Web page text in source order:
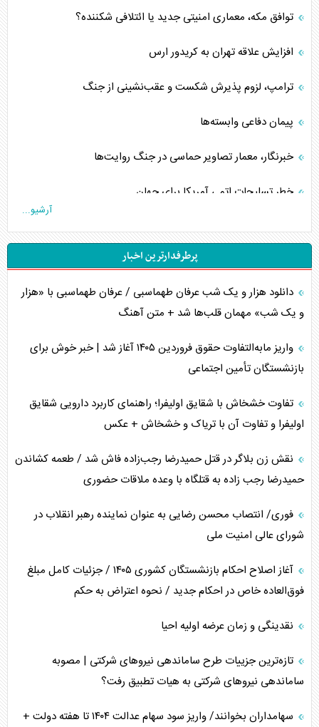
توافق مکه، معماری امنیتی جدید یا ائتلافی شکننده؟
افزایش علاقه تهران به کریدور ارس
ترامپ، لزوم پذیرش شکست و عقب‌نشینی از جنگ
پیمان دفاعی‌ وابسته‌ها
خبرنگار، معمار تصاویر حماسی در جنگ روایت‌ها
خطر تسلیحات اتمی آمریکا برای جهان
جاده ابریشم فضایی/ نفوذ راهبردی و فرازمینی چین
انصارالله و تثبیت معادله «محاصره برابر محاصره»
مصالحه نافرجام سعودی – اماراتی
محدودیت صادرات نفت عربستان
پشت‌پرده خشم ترامپ از رسانه‌های منتقد
چگونه مقاومت صحنه جنگ را تغییر می‌دهد؟
جنگ رمضان و معضل حضور نظامیان آمریکایی
تحلیل جامع پدیده تراستی‌ها
تأثیر جنگ ایران و آمریکا بر اقتصاد جهانی
آرشیو...
پرطرفدارترین اخبار
دانلود هزار و یک شب عرفان طهماسبی / عرفان طهماسبی با «هزار
و یک شب» مهمان قلب‌ها شد + متن آهنگ
واریز مابه‌التفاوت حقوق فروردین ۱۴۰۵ آغاز شد | خبر خوش برای
بازنشستگان تأمین اجتماعی
تفاوت خشخاش با شقایق اولیفرا؛ راهنمای کاربرد دارویی شقایق
اولیفرا و تفاوت آن با تریاک و خشخاش + عکس
نقش زن بلاگر در قتل حمیدرضا رجب‌زاده فاش شد / طعمه کشاندن
حمیدرضا رجب زاده به قتلگاه با وعده ملاقات حضوری
فوری/ انتصاب محسن رضایی به عنوان نماینده رهبر انقلاب در
شورای عالی امنیت ملی
آغاز اصلاح احکام بازنشستگان کشوری ۱۴۰۵ / جزئیات کامل مبلغ
فوق‌العاده خاص در احکام جدید / نحوه اعتراض به حکم
نقدینگی و زمان عرضه اولیه احیا
تازه‌ترین جزییات طرح ساماندهی نیرو‌های شرکتی | مصوبه
ساماندهی نیرو‌های شرکتی به هیات تطبیق رفت؟
سهامداران بخوانند/ واریز سود سهام عدالت ۱۴۰۴ تا هفته دولت +